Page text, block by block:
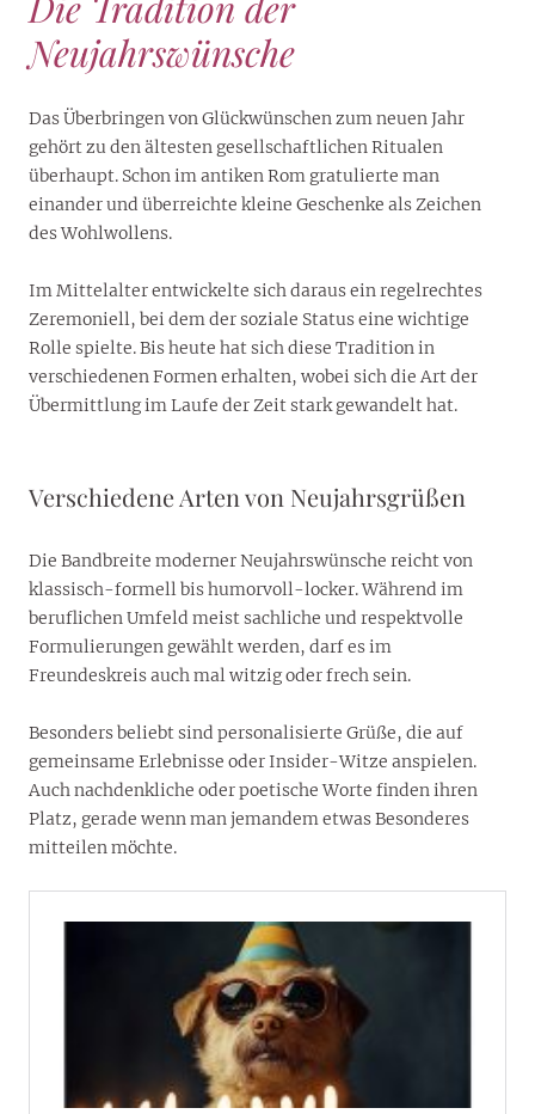
Neujahrswünsche
Das Überbringen von Glückwünschen zum neuen Jahr
gehört zu den ältesten gesellschaftlichen Ritualen
überhaupt. Schon im antiken Rom gratulierte man
einander und überreichte kleine Geschenke als Zeichen
des Wohlwollens.
Im Mittelalter entwickelte sich daraus ein regelrechtes
Zeremoniell, bei dem der soziale Status eine wichtige
Rolle spielte. Bis heute hat sich diese Tradition in
verschiedenen Formen erhalten, wobei sich die Art der
Übermittlung im Laufe der Zeit stark gewandelt hat.
Verschiedene Arten von Neujahrsgrüßen
Die Bandbreite moderner Neujahrswünsche reicht von
klassisch-formell bis humorvoll-locker. Während im
beruflichen Umfeld meist sachliche und respektvolle
Formulierungen gewählt werden, darf es im
Freundeskreis auch mal witzig oder frech sein.
Besonders beliebt sind personalisierte Grüße, die auf
gemeinsame Erlebnisse oder Insider-Witze anspielen.
Auch nachdenkliche oder poetische Worte finden ihren
Platz, gerade wenn man jemandem etwas Besonderes
mitteilen möchte.